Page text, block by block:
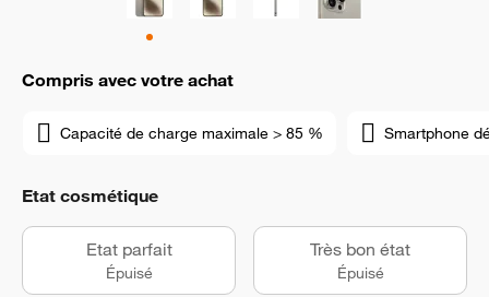
Compris avec votre achat
Capacité de charge maximale > 85 % Smartphone
Etat cosmétique
Etat parfait
Épuisé
Très bon état
Épuisé